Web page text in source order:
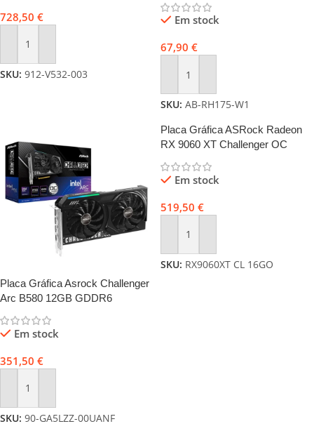
728,50 €
Adicionar
SKU: 912-V532-003
Em stock
67,90 €
Adicionar
SKU: AB-RH175-W1
Placa Gráfica Asrock Challenger
Arc B580 12GB GDDR6
Em stock
351,50 €
Adicionar
SKU: 90-GA5LZZ-00UANF
Placa Gráfica ASRock Radeon
RX 9060 XT Challenger OC
Em stock
519,50 €
Adicionar
SKU: RX9060XT CL 16GO